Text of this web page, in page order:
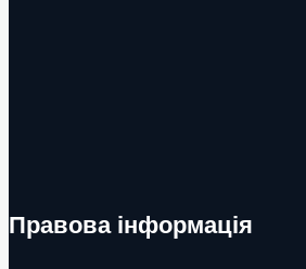
Правова інформація